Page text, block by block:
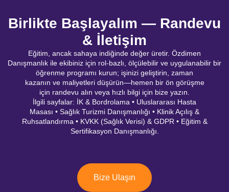
Birlikte Başlayalım — Randevu
& İletişim
Eğitim, ancak sahaya indiğinde değer üretir. Özdimen
Danışmanlık ile ekibiniz için rol-bazlı, ölçülebilir ve uygulanabilir bir
öğrenme programı kurun; işinizi geliştirin, zaman
kazanın ve maliyetleri düşürün—hemen bir ön görüşme
için randevu alın veya hızlı bilgi için bize yazın.
İlgili sayfalar: İK & Bordrolama • Uluslararası Hasta
Masası • Sağlık Turizmi Danışmanlığı • Klinik Açılış &
Ruhsatlandırma • KVKK (Sağlık Verisi) & GDPR • Eğitim &
Sertifikasyon Danışmanlığı.
Bize Ulaşın